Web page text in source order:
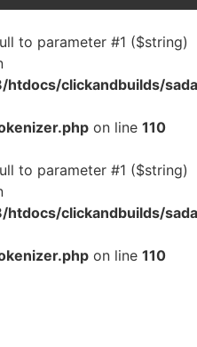
to parameter #1 ($string)
clickandbuilds/
on line 110
to parameter #1 ($string)
clickandbuilds/
on line 110